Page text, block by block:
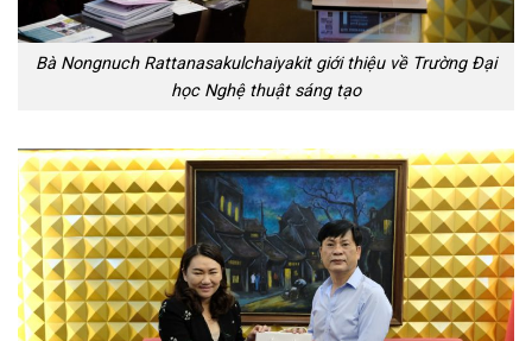
Bà Nongnuch Rattanasakulchaiyakit giới thiệu về Trường Đại
học Nghệ thuật sáng tạo